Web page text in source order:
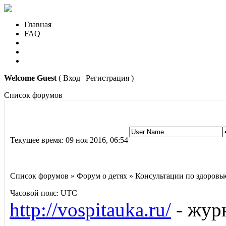
Главная
FAQ
Welcome Guest ( Вход | Регистрация )
Список форумов
Текущее время: 09 ноя 2016, 06:54
Список форумов » Форум о детях » Консультации по
Часовой пояс: UTC
http://vospitauka.ru/ -